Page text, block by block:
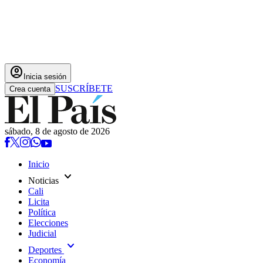
account_circle Inicia sesión
Crea cuenta SUSCRÍBETE
sábado, 8 de agosto de 2026
Inicio
Noticias expand_more
Cali
Licita
Política
Elecciones
Judicial
Deportes expand_more
Economía